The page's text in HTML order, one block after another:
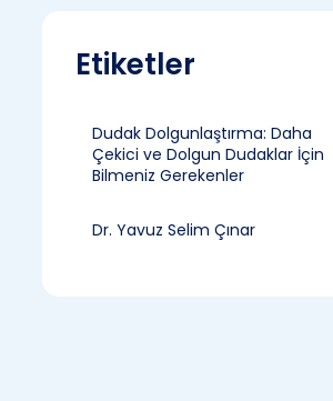
Etiketler
Dudak Dolgunlaştırma: Daha
Çekici ve Dolgun Dudaklar İçin
Bilmeniz Gerekenler
Dr. Yavuz Selim Çınar